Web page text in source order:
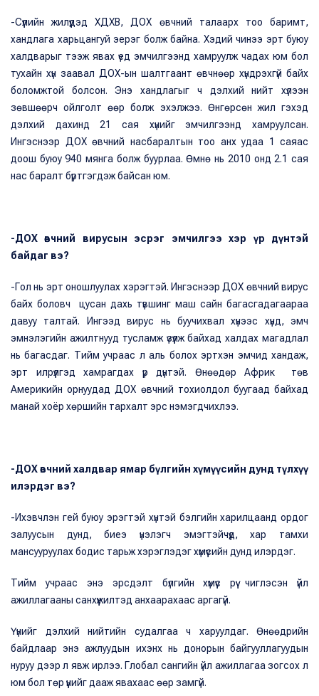
-Сүүлийн жилүүдэд ХДХВ, ДОХ өвчний талаарх тоо баримт,
хандлага харьцангуй эерэг болж байна. Хэдий чинээ эрт буюу
халдварыг тээж явах үед эмчилгээнд хамруулж чадах юм бол
тухайн хүн заавал ДОХ-ын шалтгаант өвчнөөр хүндрэхгүй байх
боломжтой болсон. Энэ хандлагыг ч дэлхий нийт хүлээн
зөвшөөрч ойлголт өөр болж эхэлжээ. Өнгөрсөн жил гэхэд
дэлхий дахинд 21 сая хүнийг эмчилгээнд хамруулсан.
Ингэснээр ДОХ өвчний насбаралтын тоо анх удаа 1 саяас
доош буюу 940 мянга болж буурлаа. Өмнө нь 2010 онд 2.1 сая
нас баралт бүртгэгдэж байсан юм.
-ДОХ өвчний вирусын эсрэг эмчилгээ хэр үр дүнтэй
байдаг вэ?
-Гол нь эрт оношлуулах хэрэгтэй. Ингэснээр ДОХ өвчний вирус
байх боловч цусан дахь түвшинг маш сайн багасгадагаараа
давуу талтай. Ингээд вирус нь буучихвал хүнээс хүнд, эмч
эмнэлэгийн ажилтнууд тусламж үзүүлж байхад халдах магадлал
нь багасдаг. Тийм учраас л аль болох эртхэн эмчид хандаж,
эрт илрүүлгэд хамрагдах үр дүнтэй. Өнөөдөр Африк төв
Америкийн орнуудад ДОХ өвчний тохиолдол буугаад байхад
манай хоёр хөршийн тархалт эрс нэмэгдчихлээ.
-ДОХ өвчний халдвар ямар бүлгийн хүмүүсийн дунд түлхүү
илэрдэг вэ?
-Ихэвчлэн гей буюу эрэгтэй хүнтэй бэлгийн харилцаанд ордог
залуусын дунд, биеэ үнэлэгч эмэгтэйчүүд, хар тамхи
мансууруулах бодис тарьж хэрэглэдэг хүмүүсийн дунд илэрдэг.
Тийм учраас энэ эрсдэлт бүлгийн хүмүүс рүү чиглэсэн үйл
ажиллагааны санхүүжилтэд анхаарахаас аргагүй.
Үүнийг дэлхий нийтийн судалгаа ч харуулдаг. Өнөөдрийн
байдлаар энэ ажлуудын ихэнх нь донорын байгууллагуудын
нуруу дээр л явж ирлээ. Глобал сангийн үйл ажиллагаа зогсох л
юм бол төр үүнийг дааж явахаас өөр замгүй.